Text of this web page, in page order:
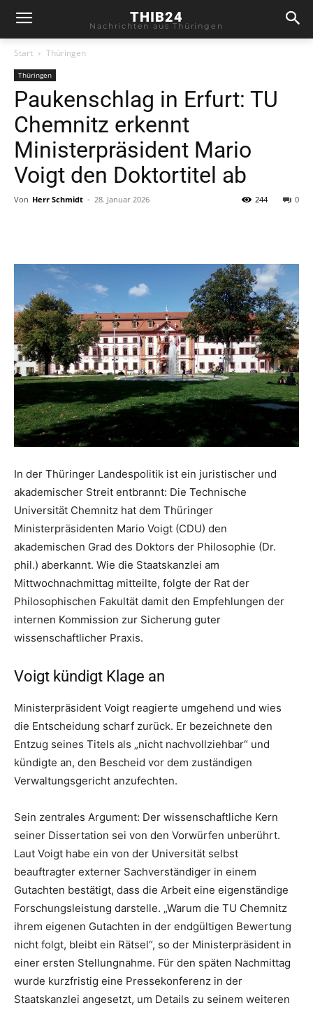
THIB24
Nachrichten aus Thüringen
Start Thüringen
Thüringen
Paukenschlag in Erfurt: TU
Chemnitz erkennt
Ministerpräsident Mario
Voigt den Doktortitel ab
Von Herr Schmidt - 28. Januar 2026 0
244
In der Thüringer Landespolitik ist ein juristischer und
akademischer Streit entbrannt: Die Technische
Universität Chemnitz hat dem Thüringer
Ministerpräsidenten Mario Voigt (CDU) den
akademischen Grad des Doktors der Philosophie (Dr.
phil.) aberkannt. Wie die Staatskanzlei am
Mittwochnachmittag mitteilte, folgte der Rat der
Philosophischen Fakultät damit den Empfehlungen der
internen Kommission zur Sicherung guter
wissenschaftlicher Praxis.
Voigt kündigt Klage an
Ministerpräsident Voigt reagierte umgehend und wies
die Entscheidung scharf zurück. Er bezeichnete den
Entzug seines Titels als „nicht nachvollziehbar“ und
kündigte an, den Bescheid vor dem zuständigen
Verwaltungsgericht anzufechten.
Sein zentrales Argument: Der wissenschaftliche Kern
seiner Dissertation sei von den Vorwürfen unberührt.
Laut Voigt habe ein von der Universität selbst
beauftragter externer Sachverständiger in einem
Gutachten bestätigt, dass die Arbeit eine eigenständige
Forschungsleistung darstelle. „Warum die TU Chemnitz
ihrem eigenen Gutachten in der endgültigen Bewertung
nicht folgt, bleibt ein Rätsel“, so der Ministerpräsident in
einer ersten Stellungnahme. Für den späten Nachmittag
wurde kurzfristig eine Pressekonferenz in der
Staatskanzlei angesetzt, um Details zu seinem weiteren